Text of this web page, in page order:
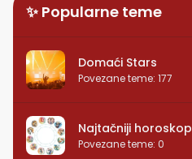
✨ Popularne teme
Domaći Stars
Povezane teme: 177
Najtačniji horoskop
Povezane teme: 0